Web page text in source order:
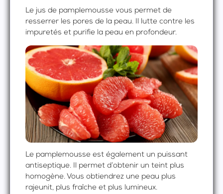
Le jus de pamplemousse vous permet de
resserrer les pores de la peau. Il lutte contre les
impuretés et purifie la peau en profondeur.
Le pamplemousse est également un puissant
antiseptique. Il permet d’obtenir un teint plus
homogène. Vous obtiendrez une peau plus
rajeunit, plus fraîche et plus lumineux.